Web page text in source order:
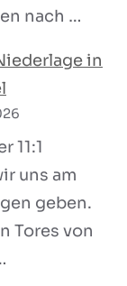
nach …
in
11:1
uns am
geben.
Tores von